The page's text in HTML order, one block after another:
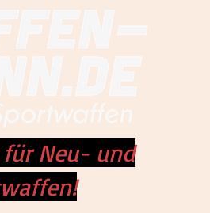
Neu- und